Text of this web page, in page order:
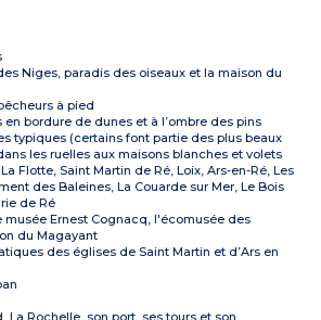
Niges, paradis des oiseaux et la maison du
à pied
bordure de dunes et à l’ombre des pins
typiques (certains font partie des plus beaux
les ruelles aux maisons blanches et volets
Flotte, Saint Martin de Ré, Loix, Ars-en-Ré, Les
des Baleines, La Couarde sur Mer, Le Bois
de Ré
musée Ernest Cognacq, l'écomusée des
du Magayant
des églises de Saint Martin et d’Ars en
La Rochelle, son port, ses tours et son